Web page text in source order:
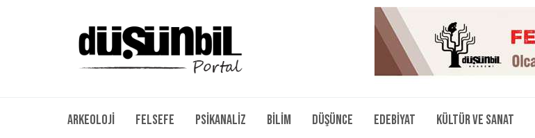
Arkeoloji Felsefe Psikanaliz Bilim Düşünce Edebiyat Kültür ve Sanat